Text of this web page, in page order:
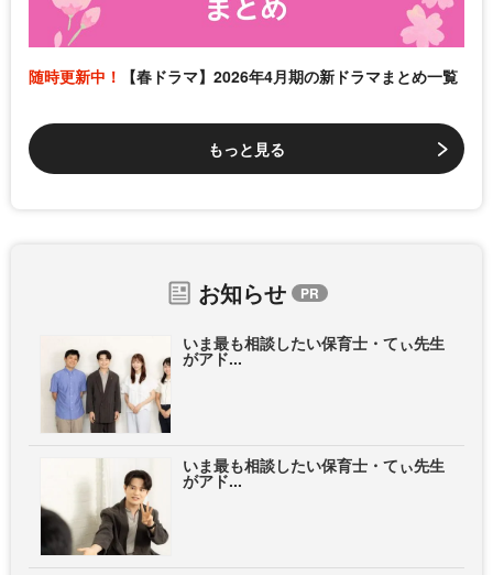
随時更新中！ 【春ドラマ】2026年4月期の新ドラマまとめ一覧
もっと見る
お知らせ
いま最も相談したい保育士・てぃ先生
がアド...
いま最も相談したい保育士・てぃ先生
がアド...